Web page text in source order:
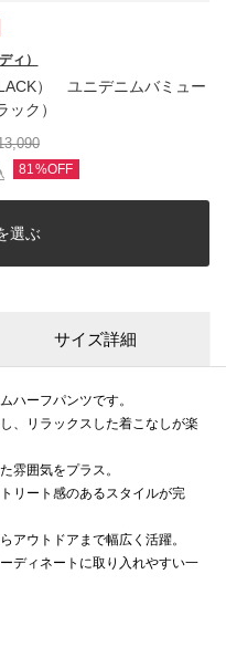
ィ）
） ユニデニムバミュー
ック）
81%OFF
選ぶ
サイズ詳細
ハーフパンツです。
、リラックスした着こなしが楽
雰囲気をプラス。
リート感のあるスタイルが完
アウトドアまで幅広く活躍。
ディネートに取り入れやすい一